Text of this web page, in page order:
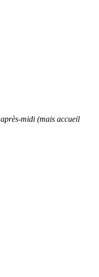
midi (mais accueil